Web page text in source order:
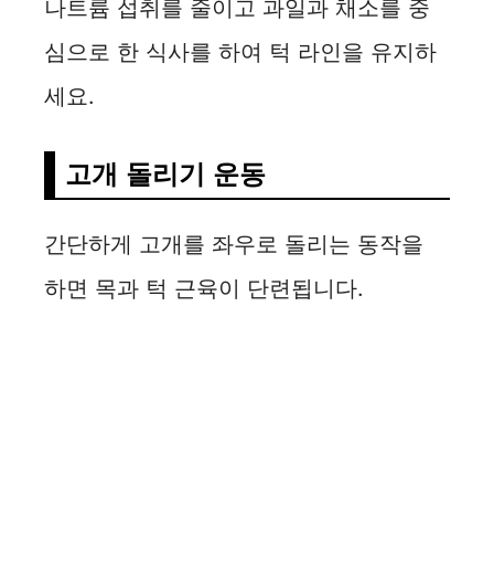
나트륨 섭취를 줄이고 과일과 채소를 중
심으로 한 식사를 하여 턱 라인을 유지하
세요.
고개 돌리기 운동
간단하게 고개를 좌우로 돌리는 동작을
하면 목과 턱 근육이 단련됩니다.